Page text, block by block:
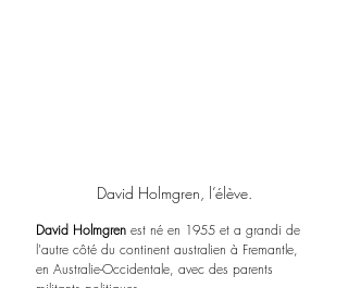
David Holmgren, l’élève.
David Holmgren est né en 1955 et a grandi de
l'autre côté du continent australien à Fremantle,
en Australie-Occidentale, avec des parents